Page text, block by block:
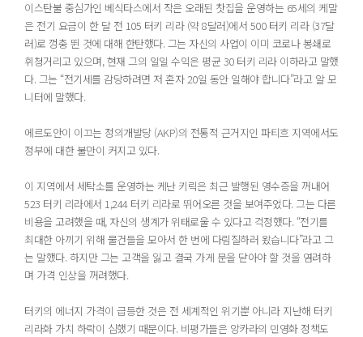
이스탄불 중심가인 베식타스에서 작은 오래된 찻집을 운영하는 65세의 케말
은 전기 요금이 한 달 전 105 터키 리라 (약 8달러)에서 500 터키 리라 (37달
러)로 껑충 뛴 것에 대해 한탄했다. 그는 자신의 사업이 이미 코로나 봉쇄로
휘청거리고 있으며, 현재 그의 일일 수익은 평균 30 터키 리라 이하라고 말했
다. 그는 “전기세를 감당하려면 저 혼자 20일 동안 일해야 합니다”라고 알 모
니터에 말했다.
에르도안이 이끄는 정의개발당 (AKP)의 전통적 근거지인 파티흐 지역에서도
정부에 대한 불만이 커지고 있다.
이 지역에서 세탁소를 운영하는 케난 키릭은 최근 발행된 영수증을 꺼내어
523 터키 리라에서 1,244 터키 리라로 뛰어오른 것을 보여주었다. 그는 다른
비용을 고려했을 때, 자신의 생계가 위태로울 수 있다고 걱정했다. “전기를
최대한 아끼기 위해 물건들을 모아서 한 번에 다림질하러 왔습니다”라고 그
는 말했다. 하지만 그는 고객을 잃고 결국 가게 문을 닫아야 할 것을 염려하
며 가격 인상을 꺼려했다.
터키의 에너지 가격이 급등한 것은 전 세계적인 위기뿐 아니라 지난해 터키
리라화 가치 하락이 심했기 때문이다. 비평가들은 앙카라의 민영화 정책도